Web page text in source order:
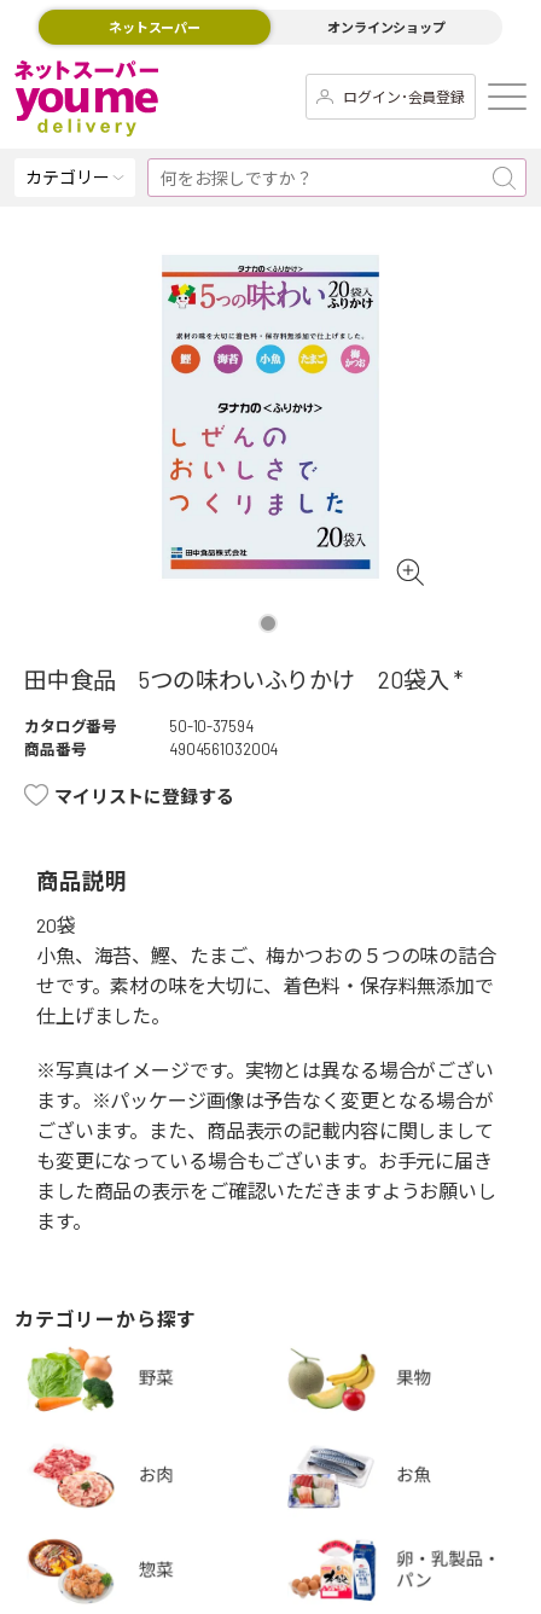
ネットスーパー オンラインショップ
ログイン･会員登録
カテゴリー
田中食品 5つの味わいふりかけ 20袋入 *
カタログ番号
50-10-37594
商品番号
4904561032004
マイリストに登録する
商品説明
20袋
小魚、海苔、鰹、たまご、梅かつおの５つの味の詰合
せです。素材の味を大切に、着色料・保存料無添加で
仕上げました。
※写真はイメージです。実物とは異なる場合がござい
ます。※パッケージ画像は予告なく変更となる場合が
ございます。また、商品表示の記載内容に関しまして
も変更になっている場合もございます。お手元に届き
ました商品の表示をご確認いただきますようお願いし
ます。
カテゴリーから探す